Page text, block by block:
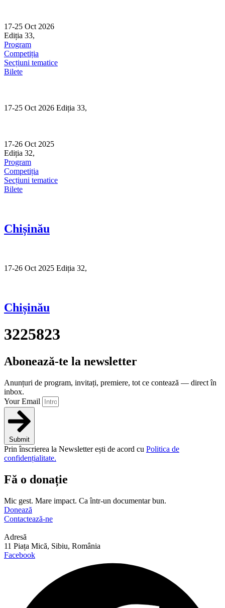
content
17-25 Oct 2026
Ediția 33,
Program
Competiția
Secțiuni tematice
Bilete
17-25 Oct 2026 Ediția 33,
17-26 Oct 2025
Ediția 32,
Program
Competiția
Secțiuni tematice
Bilete
Chișinău
17-26 Oct 2025 Ediția 32,
Chișinău
3225823
Abonează-te la newsletter
Anunțuri de program, invitați, premiere, tot ce contează — direct în
inbox.
Your Email
Submit
Prin înscrierea la Newsletter ești de acord cu Politica de
confidențialitate.
Fă o donație
Mic gest. Mare impact. Ca într-un documentar bun.
Donează
Contactează-ne
Adresă
11 Piața Mică, Sibiu, România
Facebook